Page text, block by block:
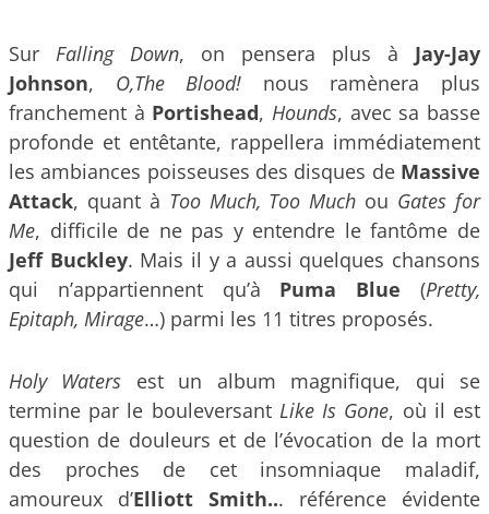
Sur Falling Down, on pensera plus à Jay-Jay
Johnson, O,The Blood! nous ramènera plus
franchement à Portishead, Hounds, avec sa basse
profonde et entêtante, rappellera immédiatement
les ambiances poisseuses des disques de Massive
Attack, quant à Too Much, Too Much ou Gates for
Me, difficile de ne pas y entendre le fantôme de
Jeff Buckley. Mais il y a aussi quelques chansons
qui n’appartiennent qu’à Puma Blue(Pretty,
Epitaph, Mirage…) parmi les 11 titres proposés.
Holy Waters est un album magnifique, qui se
termine par le bouleversant Like Is Gone, où il est
question de douleurs et de l’évocation de la mort
des proches de cet insomniaque maladif,
amoureux d’Elliott Smith... référence évidente